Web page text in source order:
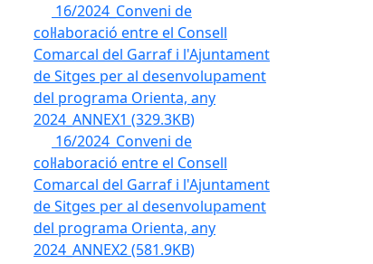
16/2024_Conveni de
col·laboració entre el Consell
Comarcal del Garraf i l'Ajuntament
de Sitges per al desenvolupament
del programa Orienta, any
2024_ANNEX1 (329.3KB)
16/2024_Conveni de
col·laboració entre el Consell
Comarcal del Garraf i l'Ajuntament
de Sitges per al desenvolupament
del programa Orienta, any
2024_ANNEX2(581.9KB)